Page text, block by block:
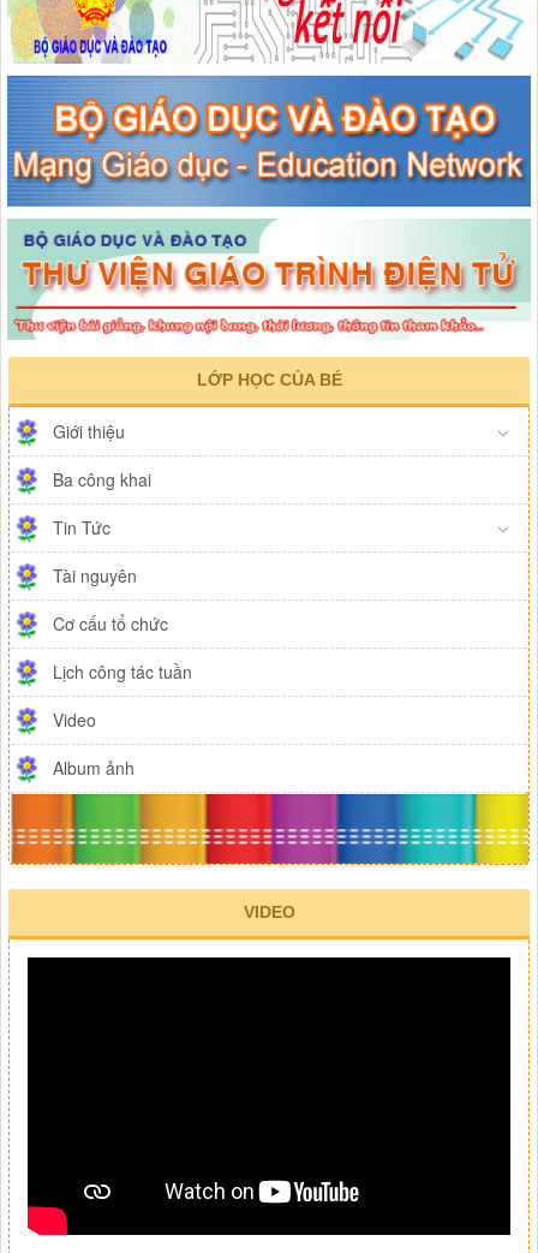
LỚP HỌC CỦA BÉ
Giới thiệu
Ba công khai
Tin Tức
Tài nguyên
Cơ cấu tổ chức
Lịch công tác tuần
Video
Album ảnh
VIDEO